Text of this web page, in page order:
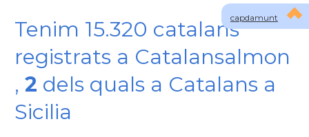
capdamunt
Tenim 15.320 catalans
registrats a Catalansalmon
, 2 dels quals a Catalans a
Sicilia